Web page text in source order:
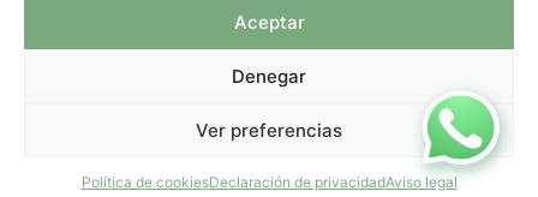
Aceptar
Denegar
Ver preferencias
Política de cookiesDeclaración de privacidadAviso legal